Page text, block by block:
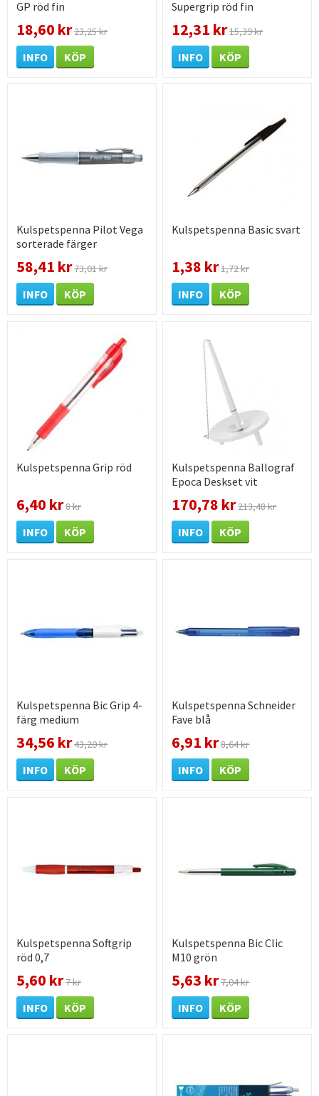
GP röd fin
18,60 kr23,25 kr
INFO KÖP
Supergrip röd fin
12,31 kr15,39 kr
INFO KÖP
Kulspetspenna Pilot Vega
sorterade färger
58,41 kr73,01 kr
INFO KÖP
Kulspetspenna Basic svart
1,38 kr1,72 kr
INFO KÖP
Kulspetspenna Grip röd
6,40 kr8 kr
INFO KÖP
Kulspetspenna Ballograf
Epoca Deskset vit
170,78 kr213,48 kr
INFO KÖP
Kulspetspenna Bic Grip 4-
färg medium
34,56 kr43,20 kr
INFO KÖP
Kulspetspenna Schneider
Fave blå
6,91 kr8,64 kr
INFO KÖP
Kulspetspenna Softgrip
röd 0,7
5,60 kr7 kr
INFO KÖP
Kulspetspenna Bic Clic
M10 grön
5,63 kr7,04 kr
INFO KÖP